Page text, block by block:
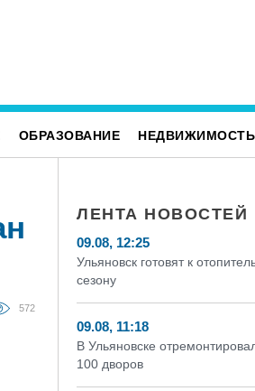
ОБРАЗОВАНИЕ НЕДВИЖИМОСТЬ
572
ЛЕНТА НОВОСТЕЙ
09.08, 12:25
Ульяновск готовят к
сезону
09.08, 11:18
В Ульяновске
100 дворов